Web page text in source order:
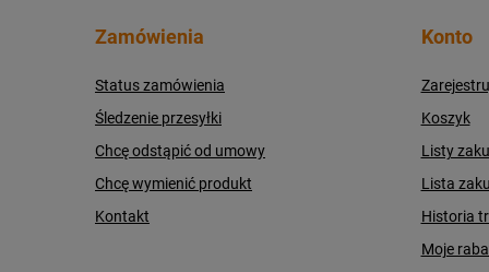
Zamówienia
Status zamówienia
Śledzenie przesyłki
Chcę odstąpić od umowy
Chcę wymienić produkt
Kontakt
Konto
Koszyk
Listy
Lista
Historia
Moje